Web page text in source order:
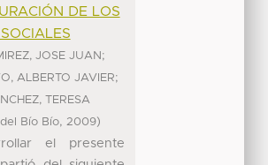
DE LOS
JOSE JUAN ;
ALBERTO JAVIER;
TERESA
Bío Bío, 2009)
el presente